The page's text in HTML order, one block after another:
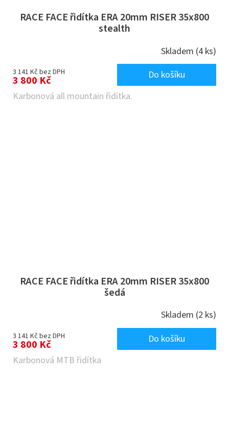
RACE FACE řidítka ERA 20mm RISER 35x800
stealth
Skladem (4 ks)
3 141 Kč bez DPH
3 800 Kč
Do košíku
Karbonová all mountain řidítka.
RACE FACE řidítka ERA 20mm RISER 35x800
šedá
Skladem (2 ks)
3 141 Kč bez DPH
3 800 Kč
Do košíku
Karbonová MTB řidítka